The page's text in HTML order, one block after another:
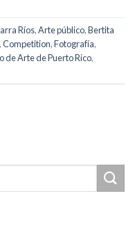
Ríos,Arte público,Bertita
,Competition,Fotografía,
de Arte de Puerto Rico,